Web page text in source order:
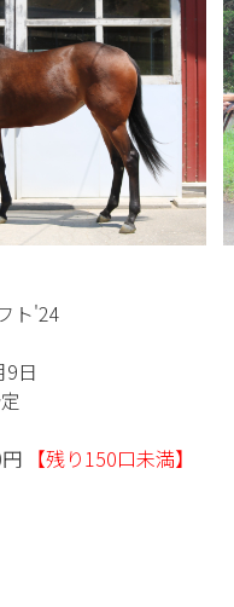
ト'24
9日
【残り150口未満】